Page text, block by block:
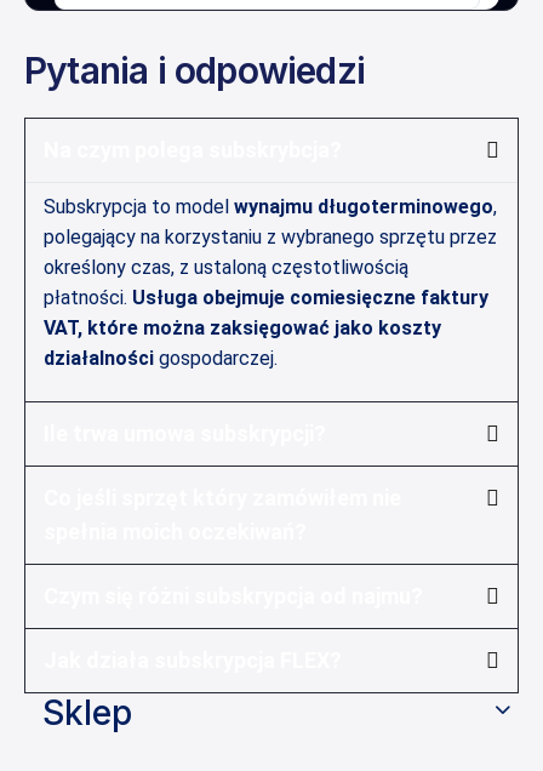
Pytania i odpowiedzi
Subskrypcja to model wynajmu długoterminowego,
polegający na korzystaniu z wybranego sprzętu przez
określony czas, z ustaloną częstotliwością
płatności. Usługa obejmuje comiesięczne faktury
VAT, które można zaksięgować jako koszty
działalności gospodarczej.
Sklep